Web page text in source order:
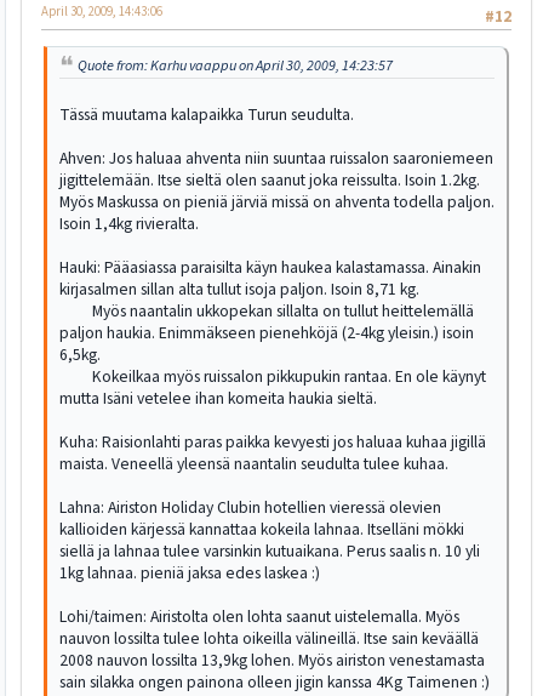
#12
April 30, 2009, 14:43:06
Quote from: Karhu vaappu on April 30, 2009, 14:23:57
Tässä muutama kalapaikka Turun seudulta.
Ahven: Jos haluaa ahventa niin suuntaa ruissalon saaroniemeen
jigittelemään. Itse sieltä olen saanut joka reissulta. Isoin 1.2kg.
Myös Maskussa on pieniä järviä missä on ahventa todella paljon.
Isoin 1,4kg rivieralta.
Hauki: Pääasiassa paraisilta käyn haukea kalastamassa. Ainakin
kirjasalmen sillan alta tullut isoja paljon. Isoin 8,71 kg.
Myös naantalin ukkopekan sillalta on tullut heittelemällä
paljon haukia. Enimmäkseen pienehköjä (2-4kg yleisin.) isoin
6,5kg.
Kokeilkaa myös ruissalon pikkupukin rantaa. En ole käynyt
mutta Isäni vetelee ihan komeita haukia sieltä.
Kuha: Raisionlahti paras paikka kevyesti jos haluaa kuhaa jigillä
maista. Veneellä yleensä naantalin seudulta tulee kuhaa.
Lahna: Airiston Holiday Clubin hotellien vieressä olevien
kallioiden kärjessä kannattaa kokeila lahnaa. Itselläni mökki
siellä ja lahnaa tulee varsinkin kutuaikana. Perus saalis n. 10 yli
1kg lahnaa. pieniä jaksa edes laskea :)
Lohi/taimen: Airistolta olen lohta saanut uistelemalla. Myös
nauvon lossilta tulee lohta oikeilla välineillä. Itse sain keväällä
2008 nauvon lossilta 13,9kg lohen. Myös airiston venestamasta
sain silakka ongen painona olleen jigin kanssa 4Kg Taimenen :)